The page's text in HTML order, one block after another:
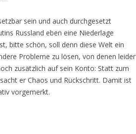
sein und auch durchgesetzt
Russland eben eine Niederlage
bitte schön, soll denn diese Welt ein
Probleme zu lösen, von denen leider
zusätzlich auf sein Konto: Statt zum
er Chaos und Rückschritt. Damit ist
vorgemerkt.